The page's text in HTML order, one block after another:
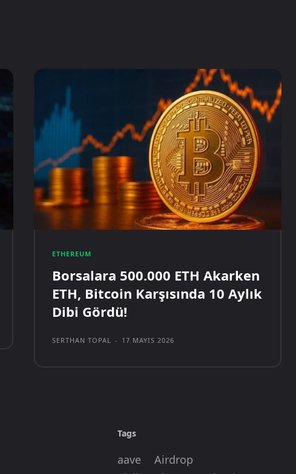
ETHEREUM
Borsalara 500.000 ETH Akarken
ETH, Bitcoin Karşısında 10 Aylık
Dibi Gördü!
SERTHAN TOPAL - 17 MAYIS 2026
Tags
aave
Airdrop